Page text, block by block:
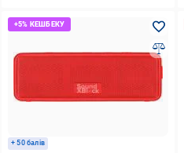
+ 50 балів